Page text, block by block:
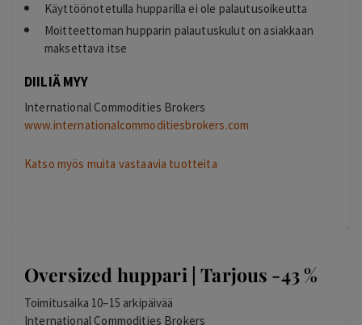
Käyttöönotetulla hupparilla ei ole palautusoikeutta
Moitteettoman hupparin palautuskulut on asiakkaan
maksettava itse
DIILIÄ MYY
International Commodities Brokers
www.internationalcommoditiesbrokers.com
Katso myös muita vastaavia tuotteita
Oversized huppari | Tarjous -43 %
Toimitusaika 10–15 arkipäivää
International Commodities Brokers